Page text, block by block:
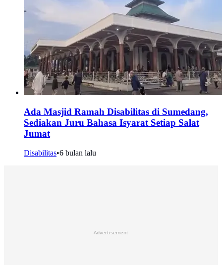
Ada Masjid Ramah Disabilitas di Sumedang,
Sediakan Juru Bahasa Isyarat Setiap Salat
Jumat
Disabilitas•6 bulan lalu
Advertisement